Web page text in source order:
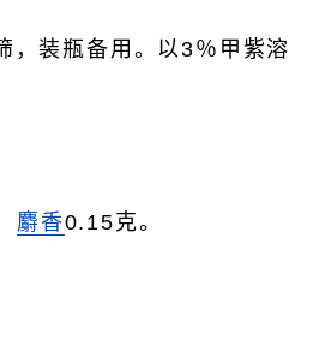
，装瓶备用。以3％甲紫溶
麝香0.15克。